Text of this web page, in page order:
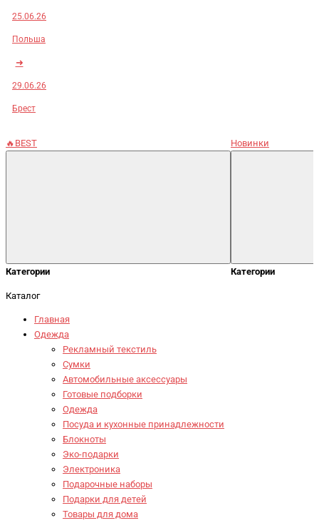
25.06.26
Польша
➜
29.06.26
Брест
🔥BEST
Категории
Новинки
Категории
Каталог
Главная
Одежда
Рекламный текстиль
Сумки
Автомобильные аксессуары
Готовые подборки
Одежда
Посуда и кухонные принадлежности
Блокноты
Эко-подарки
Электроника
Подарочные наборы
Подарки для детей
Товары для дома